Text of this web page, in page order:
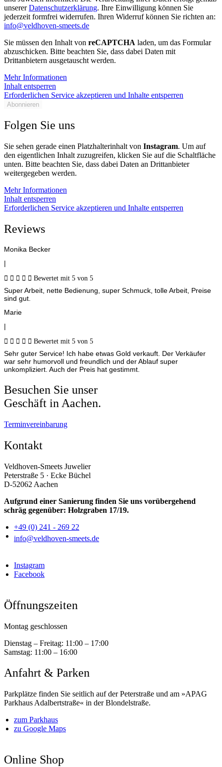
unsererDatenschutzerklärung. Ihre Einwilligung können Sie
jederzeit formfrei widerrufen. Ihren Widerruf können Sie richten an:
info@veldhoven-smeets.de
Sie müssen den Inhalt von reCAPTCHA laden, um das Formular
abzuschicken. Bitte beachten Sie, dass dabei Daten mit
Drittanbietern ausgetauscht werden.
Mehr Informationen
Inhalt entsperren
Erforderlichen Service akzeptieren und Inhalte entsperren
Abonnieren
Folgen Sie uns
Sie sehen gerade einen Platzhalterinhalt von Instagram. Um auf
den eigentlichen Inhalt zuzugreifen, klicken Sie auf die Schaltfläche
unten. Bitte beachten Sie, dass dabei Daten an Drittanbieter
weitergegeben werden.
Mehr Informationen
Inhalt entsperren
Erforderlichen Service akzeptieren und Inhalte entsperren
Reviews
Monika Becker
|
     Bewertet mit 5 von 5
Super Arbeit, nette Bedienung, super Schmuck, tolle Arbeit, Preise
sind gut.
Marie
|
     Bewertet mit 5 von 5
Sehr guter Service! Ich habe etwas Gold verkauft. Der Verkäufer
war sehr humorvoll und freundlich und der Ablauf super
unkompliziert. Auch der Preis hat gestimmt.
Besuchen Sie unser
Geschäft in Aachen.
Terminvereinbarung
Kontakt
Veldhoven-Smeets Juwelier
Peterstraße 5 · Ecke Büchel
D-52062 Aachen
Aufgrund einer Sanierung finden Sie uns vorübergehend
schräg gegenüber: Holzgraben 17/19.
+49 (0) 241 - 269 22
info@veldhoven-smeets.de
Instagram
Facebook
Öffnungszeiten
Montag geschlossen
Dienstag – Freitag: 11:00 – 17:00
Samstag: 11:00 – 16:00
Anfahrt & Parken
Parkplätze finden Sie seitlich auf der Peterstraße und am »APAG
Parkhaus Adalbertstraße« in der Blondelstraße.
zum Parkhaus
zu Google Maps
Online Shop